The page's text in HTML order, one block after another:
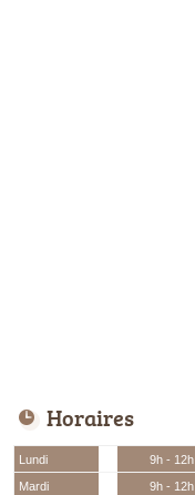
Horaires
Lundi 9h - 12h
Mardi
9h - 12h